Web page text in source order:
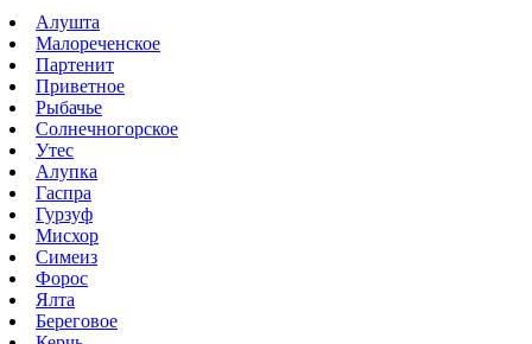
Алушта
Малореченское
Партенит
Приветное
Рыбачье
Солнечногорское
Утес
Алупка
Гаспра
Гурзуф
Мисхор
Симеиз
Форос
Ялта
Береговое